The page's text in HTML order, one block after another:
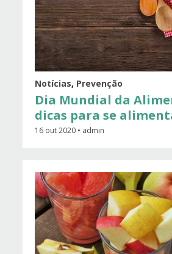
Notícias, Prevenção
Dia Mundial da
dicas para se
16 out 2020 • admin